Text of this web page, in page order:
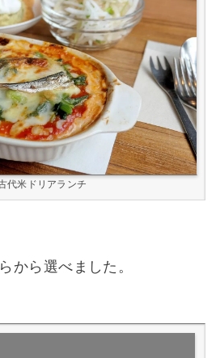
代米ドリアランチ
から選べました。